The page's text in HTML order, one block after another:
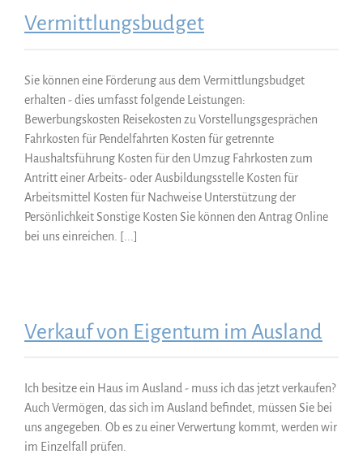
Vermittlungsbudget
Sie können eine Förderung aus dem Vermittlungsbudget
erhalten - dies umfasst folgende Leistungen:
Bewerbungskosten Reisekosten zu Vorstellungsgesprächen
Fahrkosten für Pendelfahrten Kosten für getrennte
Haushaltsführung Kosten für den Umzug Fahrkosten zum
Antritt einer Arbeits- oder Ausbildungsstelle Kosten für
Arbeitsmittel Kosten für Nachweise Unterstützung der
Persönlichkeit Sonstige Kosten Sie können den Antrag Online
bei uns einreichen. [...]
Verkauf von Eigentum im Ausland
Ich besitze ein Haus im Ausland - muss ich das jetzt verkaufen?
Auch Vermögen, das sich im Ausland befindet, müssen Sie bei
uns angegeben. Ob es zu einer Verwertung kommt, werden wir
im Einzelfall prüfen.